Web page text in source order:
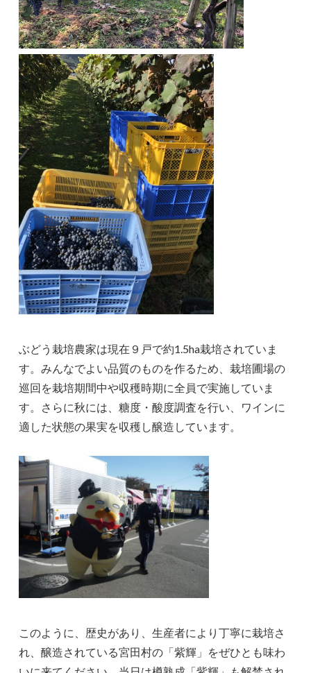
ぶどう栽培農家は現在９戸で約1.5ha栽培されていま
す。みんなでよい品質のものを作るため、栽培圃場の
巡回を栽培期間中や収穫時期に全員で実施していま
す。さらに秋には、糖度・酸度調査を行い、ワインに
適した状態の果実を収穫し醸造しています。
このように、歴史があり、生産者により丁寧に栽培さ
れ、醸造されている宮田村の「紫輝」をぜひとも味わ